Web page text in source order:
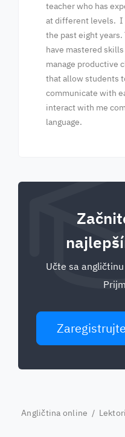
teacher who has
at different levels. I
the past eight
have mastered
manage productive
that allow students
communicate with
interact with me
language.
Učte sa
Angličtina online / Lektori